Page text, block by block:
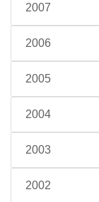
2007
2006
2005
2004
2003
2002